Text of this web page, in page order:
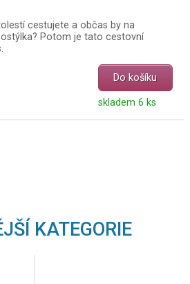
cestujete a občas by na
Potom je tato cestovní
Do košíku
skladem 6 ks
KATEGORIE